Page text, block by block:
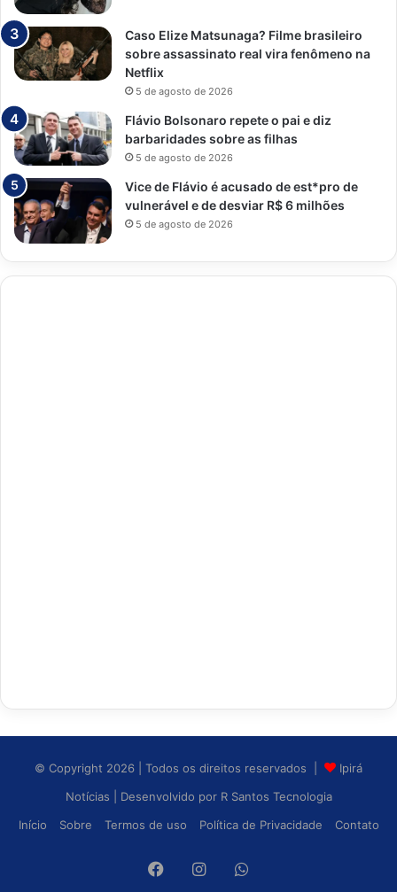
Caso Elize Matsunaga? Filme brasileiro
sobre assassinato real vira fenômeno na
Netflix
5 de agosto de 2026
Flávio Bolsonaro repete o pai e diz
barbaridades sobre as filhas
5 de agosto de 2026
Vice de Flávio é acusado de est*pro de
vulnerável e de desviar R$ 6 milhões
5 de agosto de 2026
© Copyright 2026 | Todos os direitos reservados |
Ipirá
Notícias
| Desenvolvido por R Santos Tecnologia
Início
Sobre Termos de uso Política de Privacidade Contato
FacebookInstagramWhatsApp